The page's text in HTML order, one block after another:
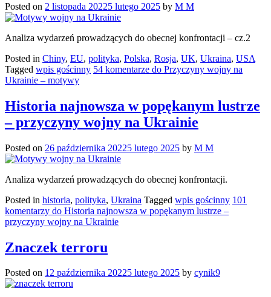
Posted on 2 listopada 20225 lutego 2025 by M M
Analiza wydarzeń prowadzących do obecnej konfrontacji – cz.2
Posted in Chiny, EU, polityka, Polska, Rosja, UK, Ukraina, USA
Tagged wpis gościnny 54 komentarze do Przyczyny wojny na
Ukrainie – motywy
Historia najnowsza w popękanym lustrze
– przyczyny wojny na Ukrainie
Posted on 26 października 20225 lutego 2025 by M M
Analiza wydarzeń prowadzących do obecnej konfrontacji.
Posted in historia, polityka, Ukraina Tagged wpis gościnny 101
komentarzy do Historia najnowsza w popękanym lustrze –
przyczyny wojny na Ukrainie
Znaczek terroru
Posted on 12 października 20225 lutego 2025 by cynik9